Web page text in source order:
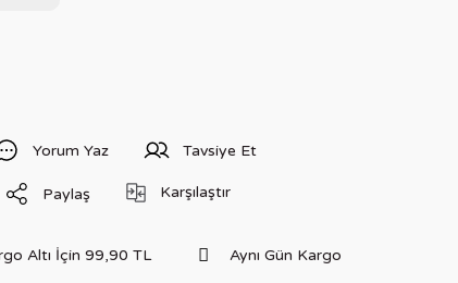
Yorum Yaz Tavsiye Et
Paylaş Karşılaştır
Altı İçin 99,90 TL Aynı Gün Kargo